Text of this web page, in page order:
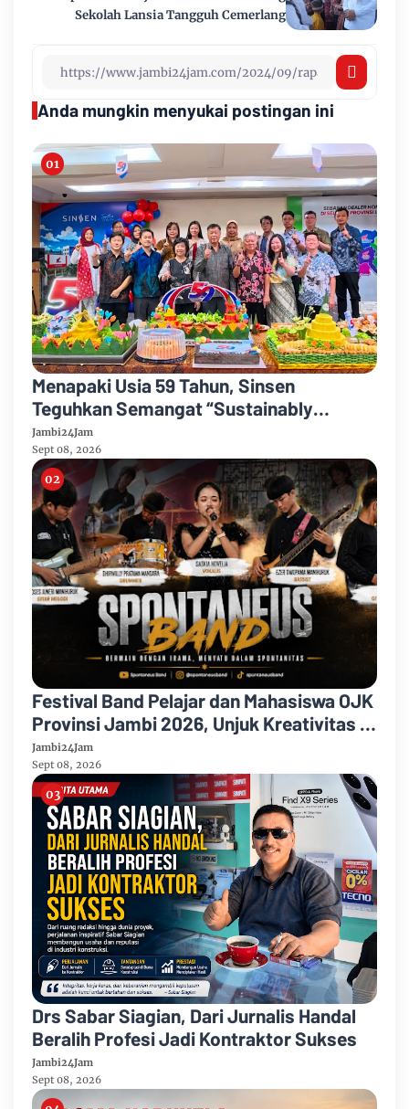
Sekolah Lansia Tangguh Cemerlang
Anda mungkin menyukai postingan ini
Menapaki Usia 59 Tahun, Sinsen
Teguhkan Semangat “Sustainably
Growing”
Jambi24Jam
Sept 08, 2026
Festival Band Pelajar dan Mahasiswa OJK
Provinsi Jambi 2026, Unjuk Kreativitas di
Taman Banjuran Budayo, Spontaneus
Band Raih Juara 2
Jambi24Jam
Sept 08, 2026
Drs Sabar Siagian, Dari Jurnalis Handal
Beralih Profesi Jadi Kontraktor Sukses
Jambi24Jam
Sept 08, 2026